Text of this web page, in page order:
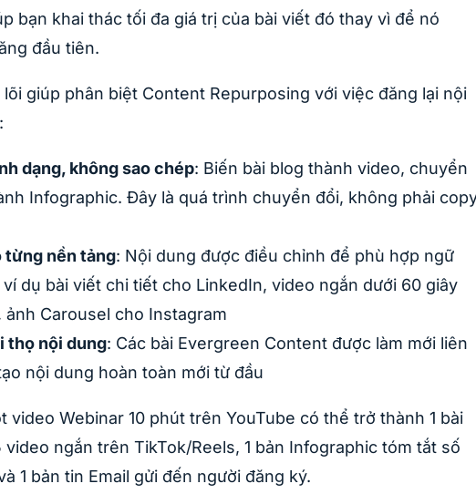
bạn khai thác tối đa giá trị của bài viết đó thay vì để nó
đầu tiên.
lõi giúp phân biệt Content Repurposing với việc đăng lại nội
dạng, không sao chép: Biến bài blog thành video, chuyển
Infographic. Đây là quá trình chuyển đổi, không phải
từng nền tảng: Nội dung được điều chỉnh để phù hợp ngữ
dụ bài viết chi tiết cho LinkedIn, video ngắn dưới 60 giây
ảnh Carousel cho Instagram
thọ nội dung: Các bài Evergreen Content được làm mới liên
nội dung hoàn toàn mới từ đầu
video Webinar 10 phút trên YouTube có thể trở thành 1 bài
ngắn trên TikTok/Reels, 1 bản Infographic tóm tắt số
1 bản tin Email gửi đến người đăng ký.